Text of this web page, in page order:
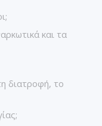
και τα
διατροφή, το